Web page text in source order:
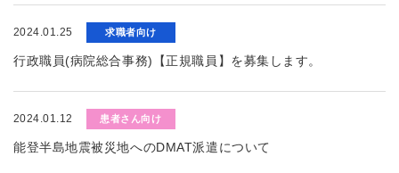
2024.01.25 求職者向け
行政職員(病院総合事務)【正規職員】を募集します。
2024.01.12 患者さん向け
能登半島地震被災地へのDMAT派遣について